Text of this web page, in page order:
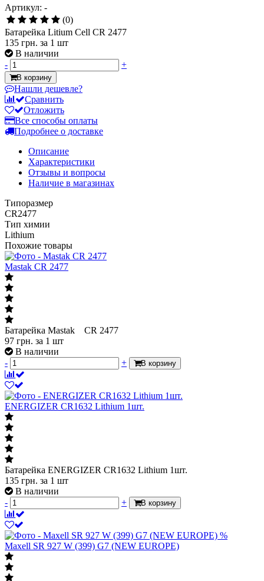
Артикул: -
(0)
Батарейка Litium Cell CR 2477
135 грн. за 1 шт
В наличии
-
+
В корзину
Нашли дешевле?
Сравнить
Отложить
Все способы оплаты
Подробнее о доставке
Описание
Характеристики
Отзывы и вопросы
Наличие в магазинах
Типоразмер
CR2477
Тип химии
Lithium
Похожие товары
Mastak CR 2477
Батарейка Mastak CR 2477
97 грн. за 1 шт
В наличии
-
+ В корзину
ENERGIZER CR1632 Lithium 1шт.
Батарейка ENERGIZER CR1632 Lithium 1шт.
135 грн. за 1 шт
В наличии
-
+ В корзину
%
Maxell SR 927 W (399) G7 (NEW EUROPE)